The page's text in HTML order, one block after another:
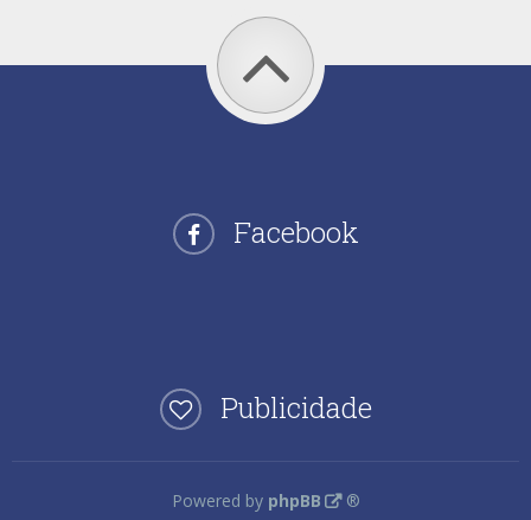
Facebook
Publicidade
Powered by phpBB ®